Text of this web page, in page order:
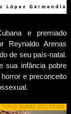
e premiado
Reynaldo Arenas
de seu país-natal.
sua infância pobre
e preconceito